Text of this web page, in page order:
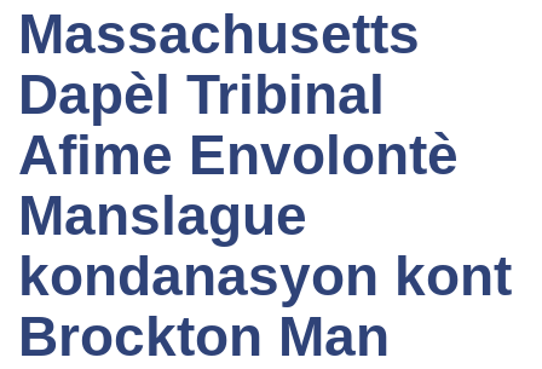
Massachusetts
Dapèl Tribinal
Afime Envolontè
Manslague
kondanasyon kont
Brockton Man